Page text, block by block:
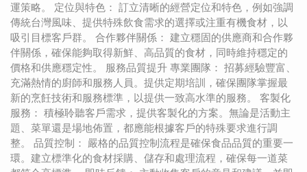
運策略。 定位與特色： 訂立清晰的經營定位和特色，例如強調
傳統台灣風味、提供特殊飲食需求的選擇或注重有機食材，以
吸引目標客戶群。 合作夥伴關係： 建立穩固的供應商和合作夥
伴關係，確保能夠取得新鮮、高品質的食材，同時維持穩定的
價格和供應穩定性。 服務品質提升 專業團隊： 招募經驗豐富、
充滿熱情的廚師和服務人員。提供定期培訓，確保團隊掌握最
新的烹飪技術和服務標準，以提供一致高水準的服務。 客製化
服務： 積極聆聽客戶需求，提供客製化的方案。無論是活動主
題、菜單還是場地佈置，都應能根據客戶的特殊要求進行調
整。 品質控制： 嚴格的品質控制流程是確保食品品質的重要一
環。建立標準化的食材採購、儲存和處理流程，確保每一道菜